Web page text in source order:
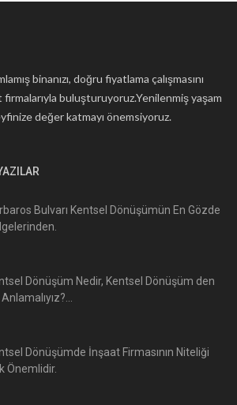
binanızı, doğru fiyatlama çalışmasını
buluşturuyoruz.Yenilenmiş yaşam
değer katmayı önemsiyoruz.
Bulvarı Kentsel Dönüşümün En Gözde
Dönüşüm Nedir, Kentsel Dönüşüm den
Dönüşümde İnşaat Firmasının Niteliği
Önemlidir.